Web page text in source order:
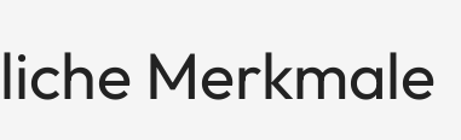
Merkmale